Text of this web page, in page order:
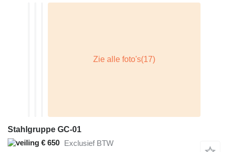
Stahlgruppe GC-01
€ 650 Exclusief BTW